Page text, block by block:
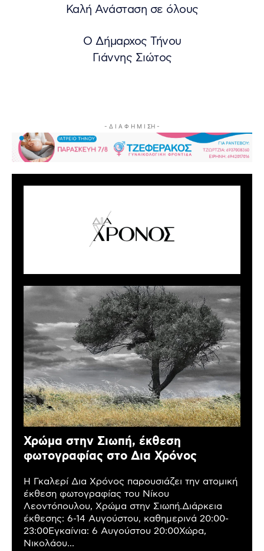
Καλή Ανάσταση σε όλους
Ο Δήμαρχος Τήνου
Γιάννης Σιώτος
- Δ Ι Α Φ Η Μ Ι ΣΗ -
Χρώμα στην Σιωπή, έκθεση
φωτογραφίας στο Δια Χρόνος
Η Γκαλερί Δια Χρόνος παρουσιάζει την ατομική
έκθεση φωτογραφίας του Νίκου
Λεοντόπουλου, Χρώμα στην Σιωπή.Διάρκεια
έκθεσης: 6-14 Αυγούστου, καθημερινά 20:00-
23:00Εγκαίνια: 6 Αυγούστου 20:00Χώρα,
Νικολάου...